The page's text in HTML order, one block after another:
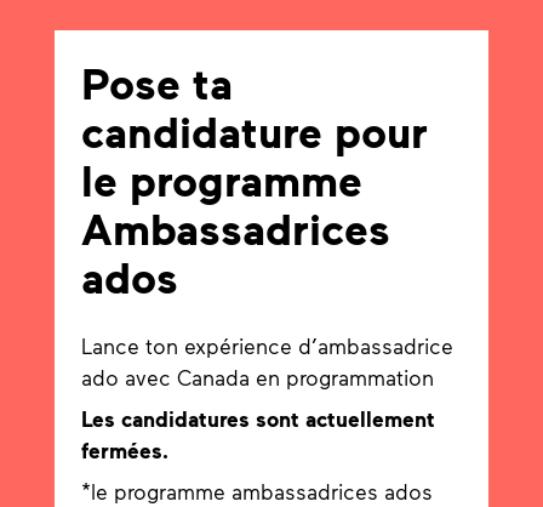
Pose ta
candidature pour
le programme
Ambassadrices
ados
Lance ton expérience d’ambassadrice
ado avec Canada en programmation
Les candidatures sont actuellement
fermées.
*le programme ambassadrices ados